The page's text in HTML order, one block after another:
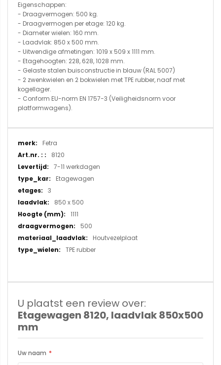
Eigenschappen:
- Draagvermogen: 500 kg.
- Draagvermogen per etage: 120 kg.
- Diameter wielen: 160 mm.
- Laadvlak: 850 x 500 mm.
- Uitwendige afmetingen: 1019 x 509 x 1111 mm.
- Etagehoogten: 228, 628, 1028 mm.
- Gelaste stalen buisconstructie in blauw (RAL 5007)
- 2 zwenkwielen en 2 bokwielen met TPE rubber, naaf met
kogellager.
- Conform EU-norm EN 1757-3 (Veiligheidsnorm voor
platformwagens).
Meer
informatie
Fetra
8120
7-11 werkdagen
Etagewagen
3
850 x 500
1111
500
Houtvezelplaat
TPE rubber
U plaatst een review over:
Etagewagen 8120, laadvlak 850x500
mm
Uw naam